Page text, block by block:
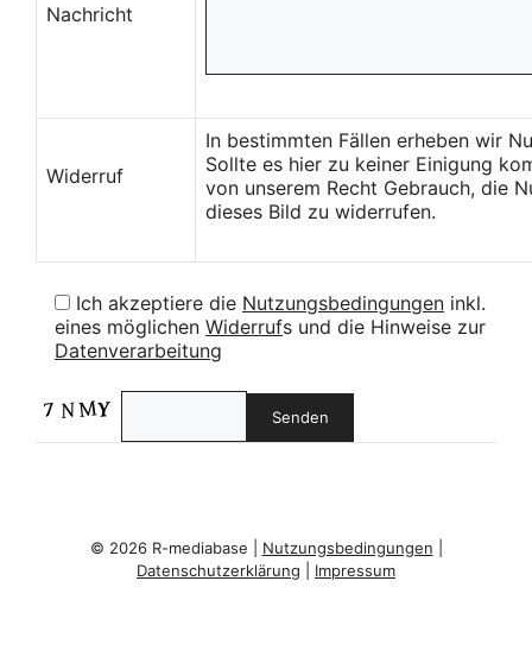
Nachricht
Widerruf
In bestimmten Fällen erheben wir
Sollte es hier zu keiner Einigung
von unserem Recht Gebrauch, die
dieses Bild zu widerrufen.
Ich akzeptiere die Nutzungsbedingungen inkl.
eines möglichen Widerrufs und die Hinweise zur
Datenverarbeitung
© 2026 R-mediabase | Nutzungsbedingungen
Datenschutzerklärung
Impressum